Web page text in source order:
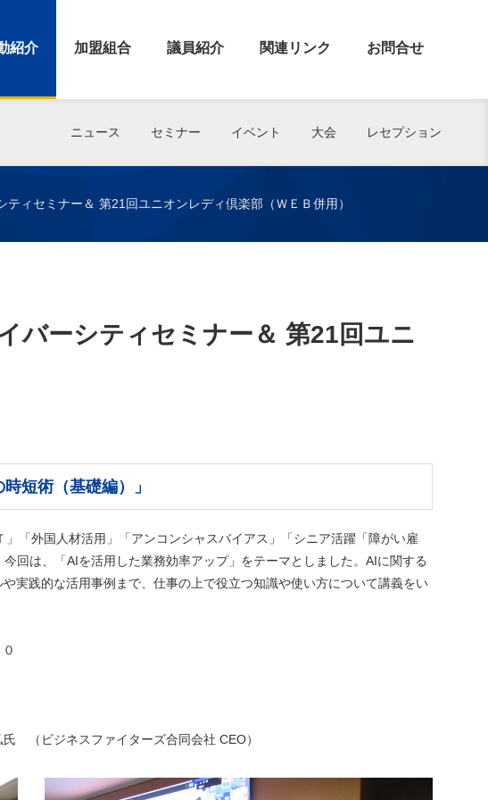
紹介 加盟組合 議員紹介 関連リンク お問合せ
ニュース セミナー イベント 大会 レセプション
ィセミナー＆ 第21回ユニオンレディ倶楽部（ＷＥＢ併用）
バーシティセミナー＆ 第21回ユニ
短術（基礎編）」
「外国人材活用」「アンコンシャスバイアス」「シニア活躍「障がい雇
回は、「AIを活用した業務効率アップ」をテーマとしました。AIに関する
実践的な活用事例まで、仕事の上で役立つ知識や使い方について講義をい
（ビジネスファイターズ合同会社 CEO）